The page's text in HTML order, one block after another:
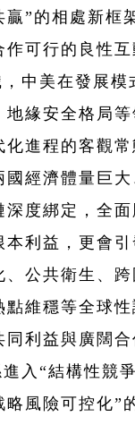
”的相處新框
可行的良性互
中美在發展模
緣安全格局
進程的客觀
經濟體量巨
深度綁定，全
利益，更會
公共衛生、跨
維穩等全球
利益與廣闊合
入“結構性競
風險可控化”